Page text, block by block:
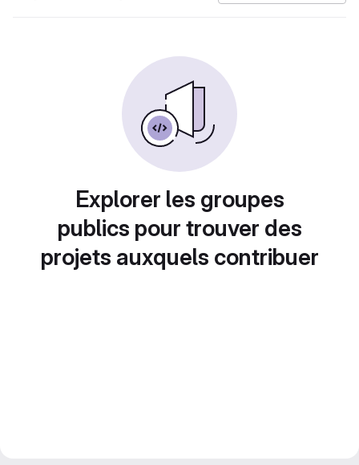
Explorer les groupes
publics pour trouver des
projets auxquels contribuer